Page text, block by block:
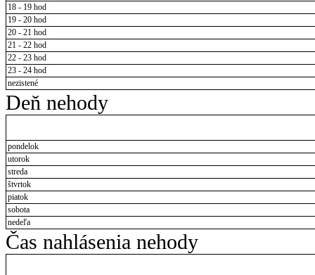
18 - 19 hod
19 - 20 hod
20 - 21 hod
21 - 22 hod
22 - 23 hod
23 - 24 hod
nezistené
Deň nehody
pondelok
utorok
streda
štvrtok
piatok
sobota
nedeľa
Čas nahlásenia nehody